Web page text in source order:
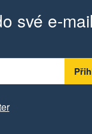
své e-